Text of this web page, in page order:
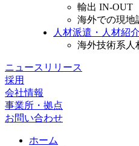
輸出 IN-OUT
海外での現地
人材派遣・人材紹
海外技術系人
ニュースリリース
採用
会社情報
事業所・拠点
お問い合わせ
ホーム